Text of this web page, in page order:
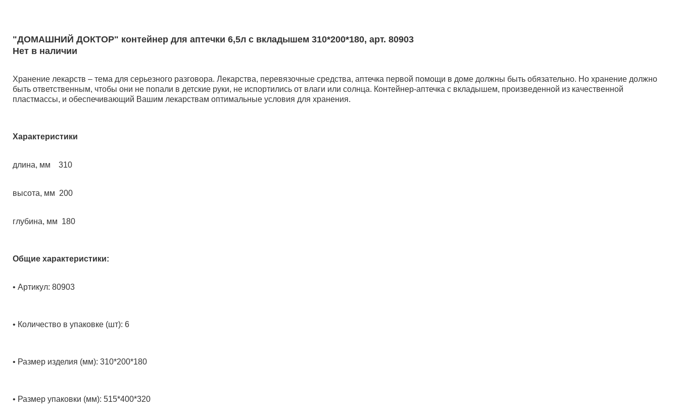
"ДОМАШНИЙ ДОКТОР" контейнер для аптечки 6,5л с вкладышем 310*200*180, арт. 80903
Нет в наличии
Хранение лекарств – тема для серьезного разговора. Лекарства, перевязочные средства, аптечка первой помощи в доме должны быть обязательно. Но хранение должно
быть ответственным, чтобы они не попали в детские руки, не испортились от влаги или солнца. Контейнер-аптечка с вкладышем, произведенной из качественной
пластмассы, и обеспечивающий Вашим лекарствам оптимальные условия для хранения.
Характеристики
длина, мм 310
высота, мм 200
глубина, мм 180
Общие характеристики:
• Артикул: 80903
• Количество в упаковке (шт): 6
• Размер изделия (мм): 310*200*180
• Размер упаковки (мм): 515*400*320